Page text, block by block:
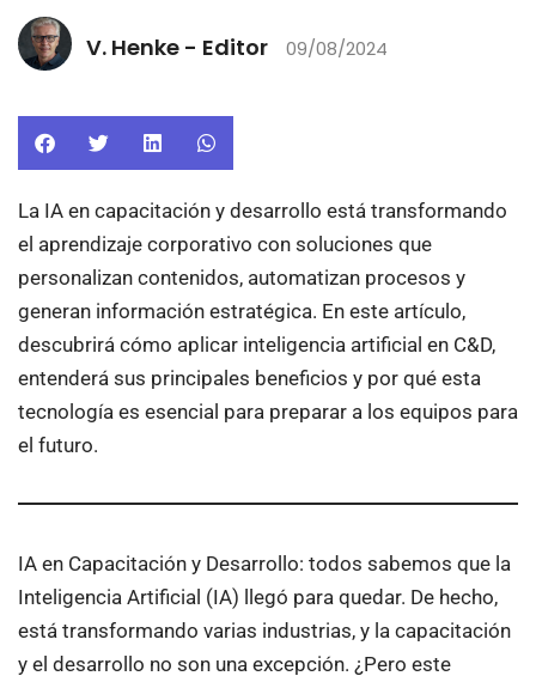
V. Henke - Editor 09/08/2024
La IA en capacitación y desarrollo está transformando
el aprendizaje corporativo con soluciones que
personalizan contenidos, automatizan procesos y
generan información estratégica. En este artículo,
descubrirá cómo aplicar inteligencia artificial en C&D,
entenderá sus principales beneficios y por qué esta
tecnología es esencial para preparar a los equipos para
el futuro.
IA en Capacitación y Desarrollo: todos sabemos que la
Inteligencia Artificial (IA) llegó para quedar. De hecho,
está transformando varias industrias, y la capacitación
y el desarrollo no son una excepción. ¿Pero este